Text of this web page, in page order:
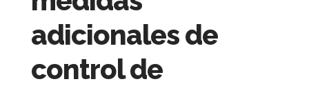
adicionales de
control de